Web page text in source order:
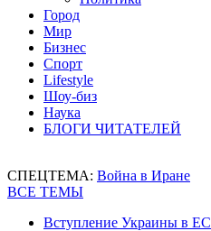
Город
Мир
Бизнес
Спорт
Lifestyle
Шоу-биз
Наука
БЛОГИ ЧИТАТЕЛЕЙ
СПЕЦТЕМА: Война в Иране
ВСЕ ТЕМЫ
Вступление Украины в ЕС